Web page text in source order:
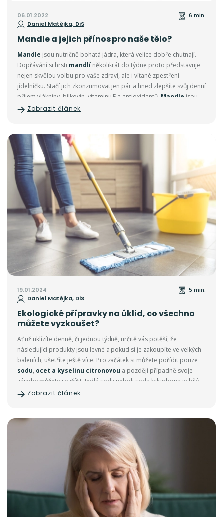
06.01.2022
Daniel Matějka, DiS
6 min.
Mandle a jejich přínos pro naše tělo?
Mandle jsou nutričně bohatá jádra, která velice dobře chutnají.
Dopřávání si hrsti mandlí několikrát do týdne proto představuje
nejen skvělou volbu pro vaše zdraví, ale i vítané zpestření
jídelníčku. Stačí jich zkonzumovat jen pár a hned zlepšíte svůj denní
příjem vlákniny, bílkovin, vitaminu E a antioxidantů. Mandle jsou
jádra semen, kterárostou na stromě zvaném mandloň
Zobrazit článek
19.01.2024
Daniel Matějka, DiS
5 min.
Ekologické přípravky na úklid, co všechno
můžete vyzkoušet?
Ať už uklízíte denně, či jednou týdně, určitě vás potěší, že
následující produkty jsou levné a pokud si je zakoupíte ve velkých
baleních, ušetříte ještě více. Pro začátek si můžete pořídit pouze
sodu, ocet a kyselinu citronovou a později případně svoje
zásoby můžete rozšířit. Jedlá soda neboli soda bikarbona je bílý
prášek, který je dobře rozpustný ve vodě a má zásadité pH.
kyseliny octové
, a je proto koncentrovanější. Navíc není
dobarvený a nezanechá nikde skvrny. Kyselinu citronovou
seženete v podobě krystalického prášku nebo jako již hotový
Zobrazit článek